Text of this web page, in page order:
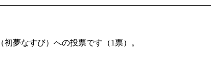
（初夢なすび）への投票です（1票）。